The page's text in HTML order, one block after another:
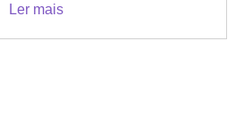
Ler mais